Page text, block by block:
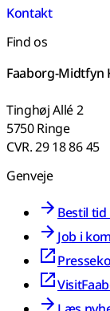
Kontakt
Find os
Faaborg-Midtfyn
Tinghøj Allé 2
5750 Ringe
CVR. 29 18 86 45
Genveje
Bestil
Job i